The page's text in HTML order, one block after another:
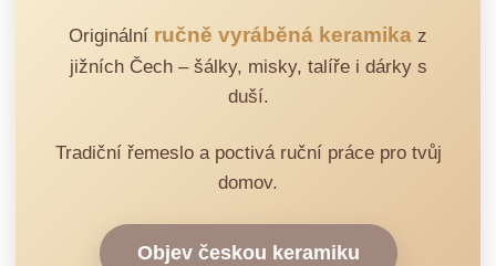
Originální ručně vyráběná keramika z
jižních Čech – šálky, misky, talíře i dárky s
duší.
Tradiční řemeslo a poctivá ruční práce pro tvůj
domov.
Objev českou keramiku